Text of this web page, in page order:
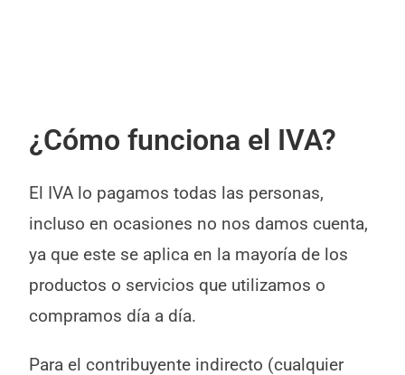
¿Cómo funciona el IVA?
El IVA lo pagamos todas las personas,
incluso en ocasiones no nos damos cuenta,
ya que este se aplica en la mayoría de los
productos o servicios que utilizamos o
compramos día a día.
Para el contribuyente indirecto (cualquier